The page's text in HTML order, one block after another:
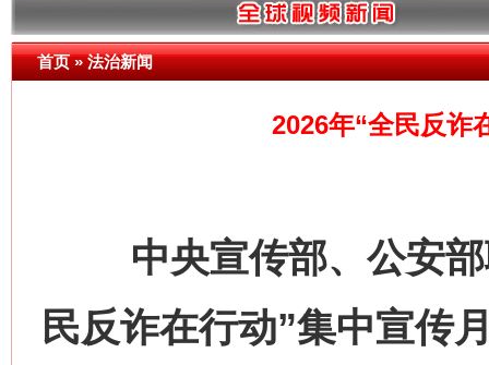
首页»法治新闻
2026年“全民反诈
中央宣传部、公安部
民反诈在行动”集中宣传